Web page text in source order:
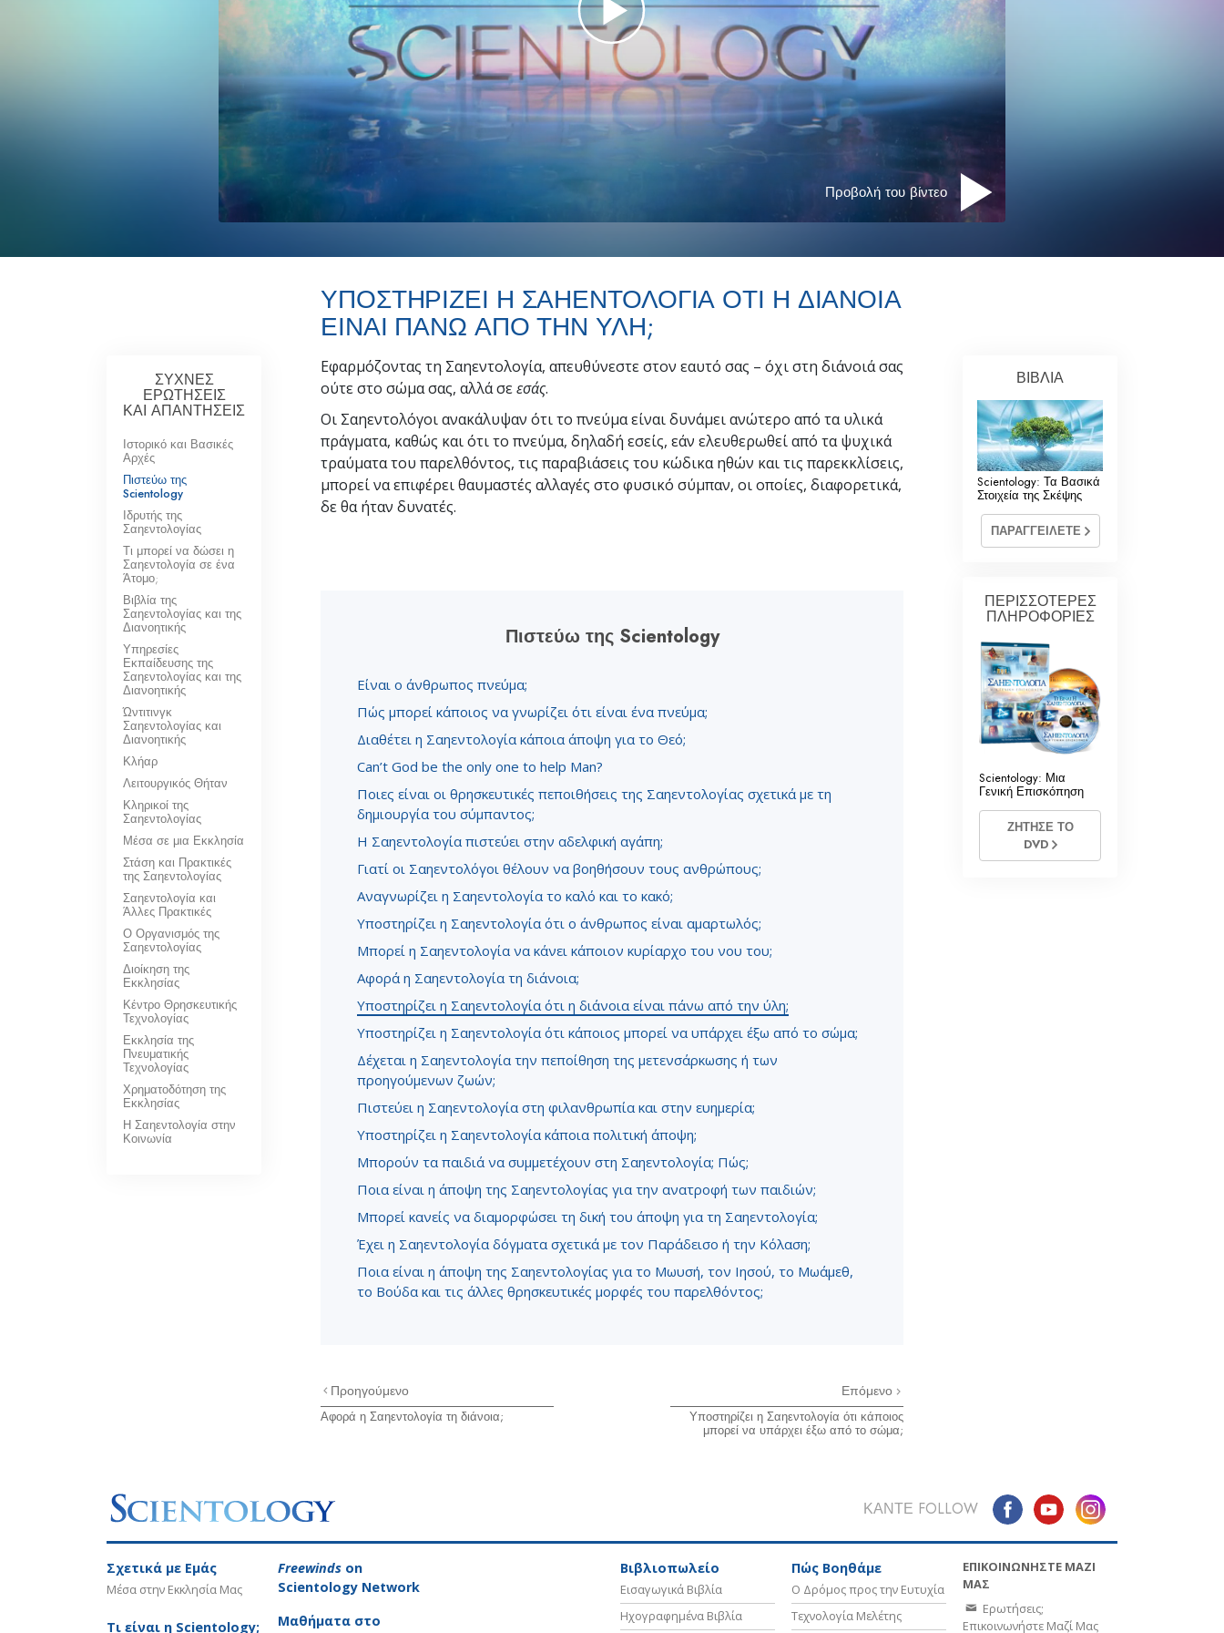
Tι είναι η Μεγαλοσύνη; Σαηεντολογίας
Προβολή του βίντεο
ΥΠΟΣΤΗΡΙΖΕΙ Η ΣΑΗΕΝΤΟΛΟΓΙΑ ΟΤΙ Η ΔΙΑΝΟΙΑ
ΕΙΝΑΙ ΠΑΝΩ ΑΠΟ ΤΗΝ ΥΛΗ;
Εφαρμόζοντας τη Σαηεντολογία, απευθύνεστεστον εαυτό σας – όχι στη διάνοιά σας
ούτε στο σώμα σας, αλλά σεεσάς.
Οι Σαηεντολόγοι ανακάλυψαν ότι το πνεύμα είναι δυνάμει ανώτερο από τα υλικά
πράγματα, καθώς και ότι το πνεύμα, δηλαδή εσείς, εάν ελευθερωθεί από τα ψυχικά
τραύματα του παρελθόντος, τις παραβιάσεις του κώδικα ηθών και τις παρεκκλίσεις,
μπορεί να επιφέρει θαυμαστές αλλαγές στο φυσικό σύμπαν, οι οποίες, διαφορετικά,
δε θα ήταν δυνατές.
Πιστεύω της Scientology
Είναι ο άνθρωπος πνεύμα;
Πώς μπορεί κάποιος να γνωρίζει ότι είναι ένα πνεύμα;
Διαθέτει η Σαηεντολογία κάποια άποψη για το Θεό;
Can’t God be the only one to help Man?
Ποιες είναι οι θρησκευτικές πεποιθήσεις της Σαηεντολογίας σχετικά με τη
δημιουργία του σύμπαντος;
Η Σαηεντολογία πιστεύει στην αδελφική αγάπη;
Γιατί οι Σαηεντολόγοι θέλουν να βοηθήσουν τους ανθρώπους;
Αναγνωρίζει η Σαηεντολογία το καλό και το κακό;
Υποστηρίζει η Σαηεντολογία ότι ο άνθρωπος είναι αμαρτωλός;
Μπορεί η Σαηεντολογία να κάνει κάποιον κυρίαρχο του νου του;
Αφορά η Σαηεντολογία τη διάνοια;
Υποστηρίζει η Σαηεντολογία ότι η διάνοια είναι πάνω από την ύλη;
Υποστηρίζει η Σαηεντολογία ότι κάποιος μπορεί να υπάρχει έξω από το σώμα;
Δέχεται η Σαηεντολογία την πεποίθηση της μετενσάρκωσης ή των
προηγούμενων ζωών;
Πιστεύει η Σαηεντολογία στη φιλανθρωπία και στην ευημερία;
Υποστηρίζει η Σαηεντολογία κάποια πολιτική άποψη;
Μπορούν τα παιδιά να συμμετέχουν στη Σαηεντολογία; Πώς;
Ποια είναι η άποψη της Σαηεντολογίας για την ανατροφή των παιδιών;
Μπορεί κανείς να διαμορφώσει τη δική του άποψη για τη Σαηεντολογία;
Έχει η Σαηεντολογία δόγματα σχετικά με τον Παράδεισο ή την Κόλαση;
Ποια είναι η άποψη της Σαηεντολογίας για το Μωυσή, τον Ιησού, το Μωάμεθ,
το Βούδα και τις άλλες θρησκευτικές μορφές του παρελθόντος;
Προηγούμενο
Αφορά η Σαηεντολογία τη διάνοια;
Επόμενο
Υποστηρίζει η Σαηεντολογία ότι κάποιος
μπορεί να υπάρχει έξω από το σώμα;
ΣΥΧΝΕΣ
ΕΡΩΤΗΣΕΙΣ
ΚΑΙ ΑΠΑΝΤΗΣΕΙΣ
Ιστορικό και Βασικές
Αρχές
Πιστεύω της
Scientology
Ιδρυτής της
Σαηεντολογίας
Τι μπορεί να δώσει η
Σαηεντολογία σε ένα
Άτομο;
Βιβλία της
Σαηεντολογίας και της
Διανοητικής
Υπηρεσίες
Εκπαίδευσης της
Σαηεντολογίας και της
Διανοητικής
Ώντιτινγκ
Σαηεντολογίας και
Διανοητικής
Κλήαρ
Λειτουργικός Θήταν
Κληρικοί της
Σαηεντολογίας
Μέσα σε μια Εκκλησία
Στάση και Πρακτικές
της Σαηεντολογίας
Σαηεντολογία και
Άλλες Πρακτικές
Ο Οργανισμός της
Σαηεντολογίας
Διοίκηση της
Εκκλησίας
Κέντρο Θρησκευτικής
Τεχνολογίας
Εκκλησία της
Πνευματικής
Τεχνολογίας
Χρηματοδότηση της
Εκκλησίας
Η Σαηεντολογία στην
Κοινωνία
ΒΙΒΛΙΑ
Scientology: Τα Βασικά
Στοιχεία της Σκέψης
ΠΑΡΑΓΓΕΙΛΕΤΕ
ΠΕΡΙΣΣΟΤΕΡΕΣ
ΠΛΗΡΟΦΟΡΙΕΣ
Scientology: Μια
Γενική Επισκόπηση
ΖΗΤΗΣΕ ΤΟ
DVD
ΚΑΝΤΕ FOLLOW
Σχετικά µε Εμάς
Μέσα στην Εκκλησία Μας
Τι είναι η Scientology;
Freewinds on
Scientology Network
Μαθήματα στο
Βιβλιοπωλείο
Εισαγωγικά Βιβλία
Ηχογραφημένα Βιβλία
Πώς Βοηθάμε
Ο Δρόμος προς την Ευτυχία
Τεχνολογία Μελέτης
ΕΠΙΚΟΙΝΩΝΗΣΤΕ ΜΑΖΙ
ΜΑΣ
Ερωτήσεις;
Επικοινωνήστε Μαζί Μας